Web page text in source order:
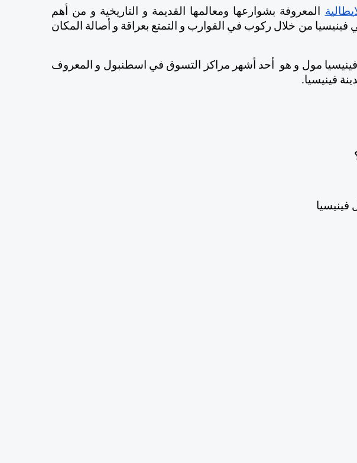
فينيسيا.
فينيسيا